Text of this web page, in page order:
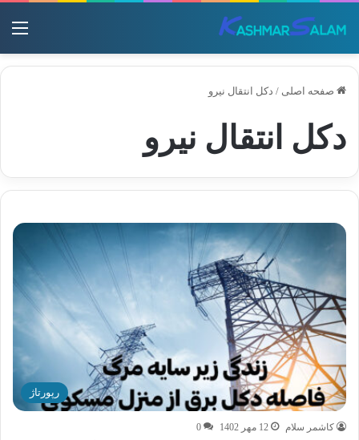
صفحه اصلی / دکل انتقال نیرو
دکل انتقال نیرو
رپورتاژ
کاشمر سلام 12 مهر 1402 0